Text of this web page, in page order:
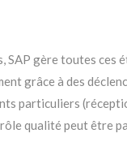
gère toutes
grâce à des
particuliers
qualité peut être